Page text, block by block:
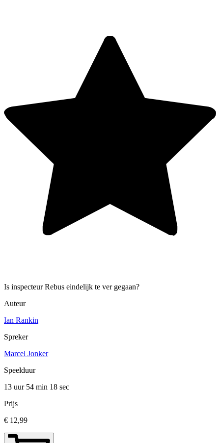
Is inspecteur Rebus eindelijk te ver gegaan?
Auteur
Ian Rankin
Spreker
Marcel Jonker
Speelduur
13 uur 54 min 18 sec
Prijs
€ 12,99